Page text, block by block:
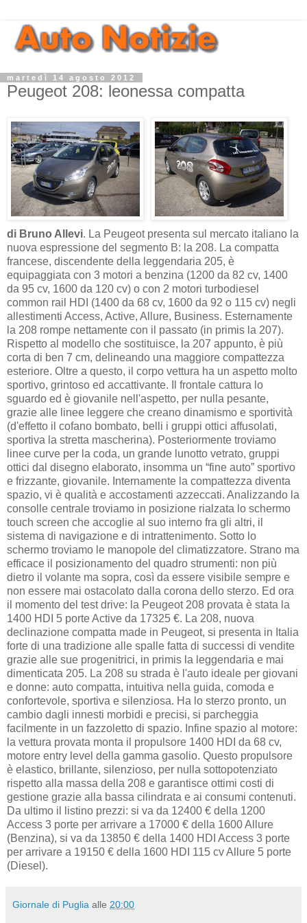
martedì 14 agosto 2012
Peugeot 208: leonessa compatta
di Bruno Allevi. La Peugeot presenta sul mercato italiano la
nuova espressione del segmento B: la 208. La compatta
francese, discendente della leggendaria 205, è
equipaggiata con 3 motori a benzina (1200 da 82 cv, 1400
da 95 cv, 1600 da 120 cv) o con 2 motori turbodiesel
common rail HDI (1400 da 68 cv, 1600 da 92 o 115 cv) negli
allestimenti Access, Active, Allure, Business. Esternamente
la 208 rompe nettamente con il passato (in primis la 207).
Rispetto al modello che sostituisce, la 207 appunto, è più
corta di ben 7 cm, delineando una maggiore compattezza
esteriore. Oltre a questo, il corpo vettura ha un aspetto molto
sportivo, grintoso ed accattivante. Il frontale cattura lo
sguardo ed è giovanile nell'aspetto, per nulla pesante,
grazie alle linee leggere che creano dinamismo e sportività
(d'effetto il cofano bombato, belli i gruppi ottici affusolati,
sportiva la stretta mascherina). Posteriormente troviamo
linee curve per la coda, un grande lunotto vetrato, gruppi
ottici dal disegno elaborato, insomma un “fine auto” sportivo
e frizzante, giovanile. Internamente la compattezza diventa
spazio, vi è qualità e accostamenti azzeccati. Analizzando la
consolle centrale troviamo in posizione rialzata lo schermo
touch screen che accoglie al suo interno fra gli altri, il
sistema di navigazione e di intrattenimento. Sotto lo
schermo troviamo le manopole del climatizzatore. Strano ma
efficace il posizionamento del quadro strumenti: non più
dietro il volante ma sopra, così da essere visibile sempre e
non essere mai ostacolato dalla corona dello sterzo. Ed ora
il momento del test drive: la Peugeot 208 provata è stata la
1400 HDI 5 porte Active da 17325 €. La 208, nuova
declinazione compatta made in Peugeot, si presenta in Italia
forte di una tradizione alle spalle fatta di successi di vendite
grazie alle sue progenitrici, in primis la leggendaria e mai
dimenticata 205. La 208 su strada è l'auto ideale per giovani
e donne: auto compatta, intuitiva nella guida, comoda e
confortevole, sportiva e silenziosa. Ha lo sterzo pronto, un
cambio dagli innesti morbidi e precisi, si parcheggia
facilmente in un fazzoletto di spazio. Infine spazio al motore:
la vettura provata monta il propulsore 1400 HDI da 68 cv,
motore entry level della gamma gasolio. Questo propulsore
è elastico, brillante, silenzioso, per nulla sottopotenziato
rispetto alla massa della 208 e garantisce ottimi costi di
gestione grazie alla bassa cilindrata e ai consumi contenuti.
Da ultimo il listino prezzi: si va da 12400 € della 1200
Access 3 porte per arrivare a 17000 € della 1600 Allure
(Benzina), si va da 13850 € della 1400 HDI Access 3 porte
per arrivare a 19150 € della 1600 HDI 115 cv Allure 5 porte
(Diesel).
Giornale di Puglia alle 20:00